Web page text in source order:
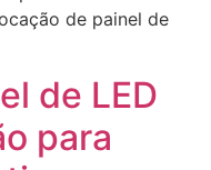
de painel de
de LED
para